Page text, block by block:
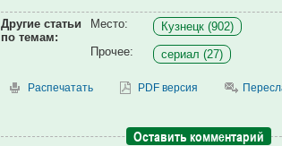
Другие статьи
по темам:
Место:
Кузнецк (902)
Прочее:
сериал (27)
Распечатать PDF версия
Оставить комментарий